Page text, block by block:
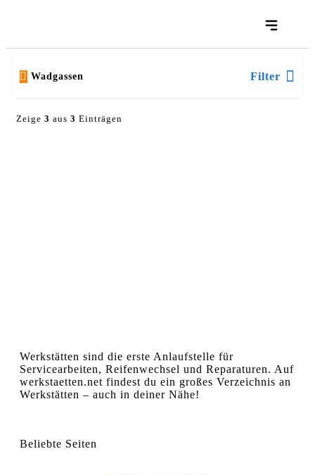
Wadgassen Filter
Zeige 3 aus 3 Einträgen
Werkstätten sind die erste Anlaufstelle für
Servicearbeiten, Reifenwechsel und Reparaturen. Auf
werkstaetten.net findest du ein großes Verzeichnis an
Werkstätten – auch in deiner Nähe!
Beliebte Seiten